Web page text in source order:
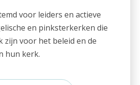
voor leiders en actieve
en pinksterkerken die
zijn voor het beleid en de
hun kerk.